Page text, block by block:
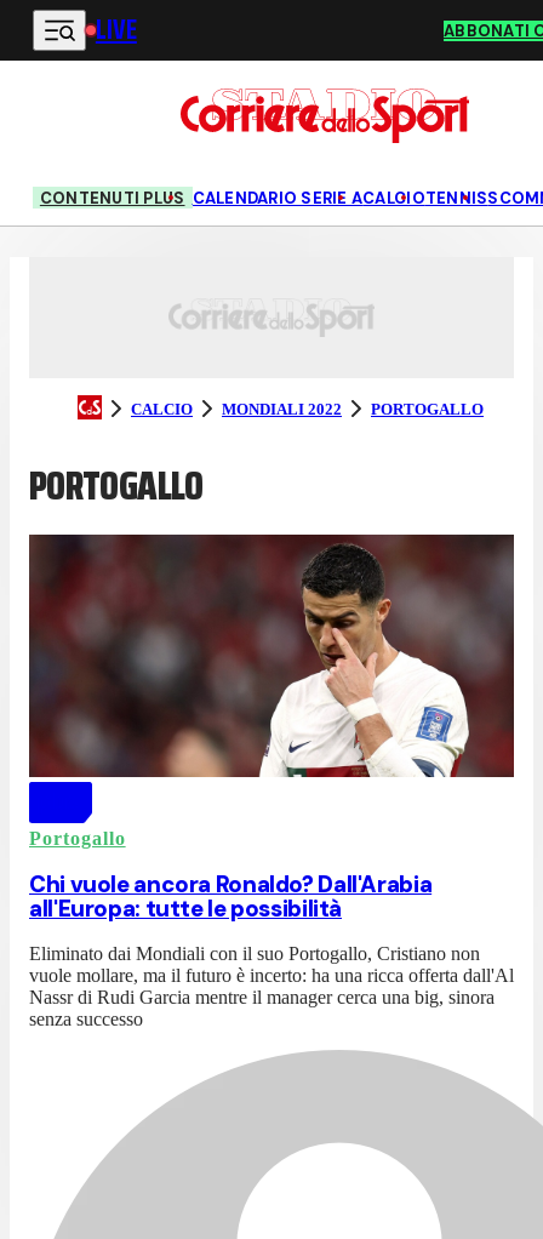
Vai al contenuto principale
LIVE ABBONATI
CONTENUTI PLUS CALENDARIO SERIE ACALCIOTENNIS
CALCIO MONDIALI 2022 PORTOGALLO
PORTOGALLO
Portogallo
Chi vuole ancora Ronaldo? Dall'Arabia
all'Europa: tutte le possibilità
Eliminato dai Mondiali con il suo Portogallo, Cristiano non
vuole mollare, ma il futuro è incerto: ha una ricca offerta dall'Al
Nassr di Rudi Garcia mentre il manager cerca una big, sinora
senza successo